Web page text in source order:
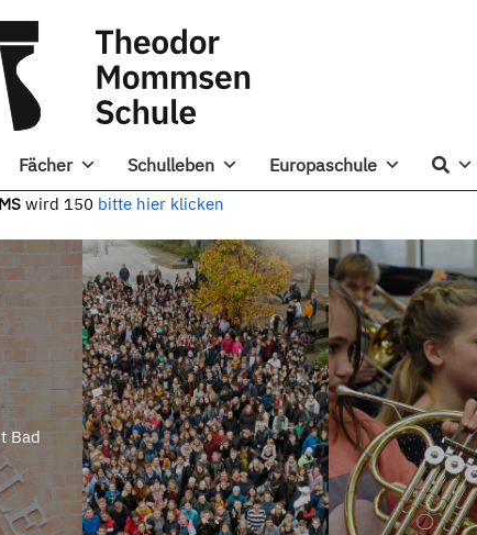
Fächer Schulleben Europaschule
wird 150 bitte hier klicken
Bad